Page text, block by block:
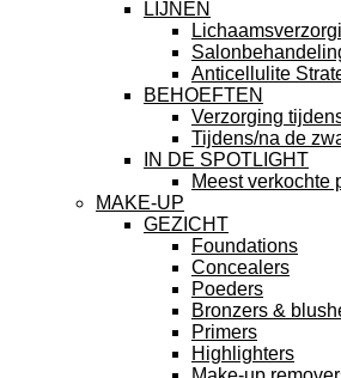
LIJNEN
Anticellulite
BEHOEFTEN
Verzorging
Tijdens/na de
IN DE SPOTLIGHT
Meest verkochte
MAKE-UP
GEZICHT
Foundations
Concealers
Poeders
Bronzers &
Primers
Highlighters